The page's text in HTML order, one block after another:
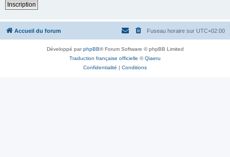
Inscription
Accueil du forum Fuseau horaire sur UTC+02:00
Développé parphpBB® Forum Software © phpBB Limited
Traduction française officielle ©Qiaeru
Confidentialité | Conditions